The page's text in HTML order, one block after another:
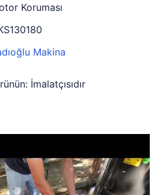
Koruması
Makina
İmalatçısıdır